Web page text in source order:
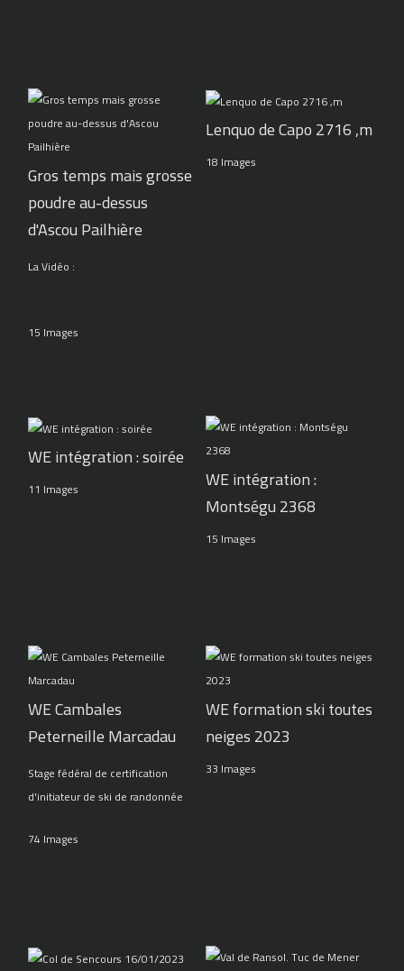
Gros temps mais grosse
poudre au-dessus
d'Ascou Pailhière
La Vidéo :
15 Images
Lenquo de Capo 2716 ,m
18 Images
WE intégration : soirée
11 Images
WE intégration :
Montségu 2368
15 Images
WE Cambales
Peterneille Marcadau
Stage fédéral de certification
d'initiateur de ski de randonnée
74 Images
WE formation ski toutes
neiges 2023
33 Images